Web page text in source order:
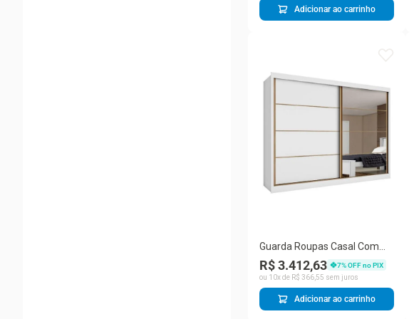
Adicionar ao carrinho
Guarda Roupas Casal Com
Espelho Ripado 2 Portas 6
Gavetas Sophia Branco
R$ 3.412,63 7% OFF no PIX
ou 10x de R$ 36655 sem juros
Adicionar ao carrinho